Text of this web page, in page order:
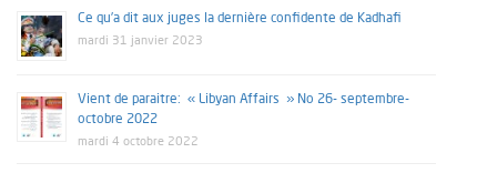
Ce qu’a dit aux juges la dernière confidente de Kadhafi
mardi 31 janvier 2023
Vient de paraitre: « Libyan Affairs » No 26- septembre-
octobre 2022
mardi 4 octobre 2022